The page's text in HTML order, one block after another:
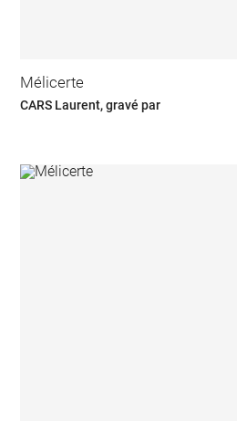
Mélicerte
CARS Laurent, gravé par